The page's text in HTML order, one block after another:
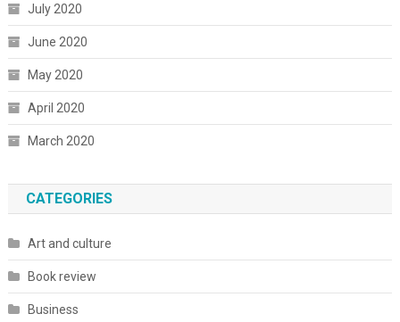
July 2020
June 2020
May 2020
April 2020
March 2020
CATEGORIES
Art and culture
Book review
Business